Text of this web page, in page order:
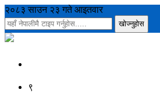
२०८३ साउन २३ गते आइतवार
९